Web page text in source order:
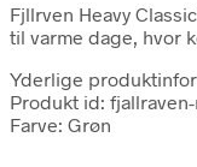
Fjllrven Heavy
til varme dage, hvor
Yderlige
Produkt id:
Farve: Grøn